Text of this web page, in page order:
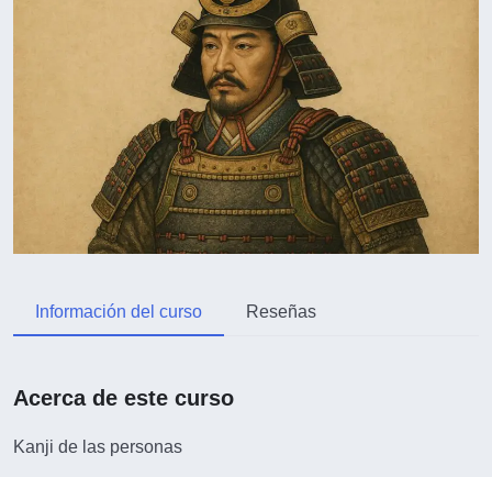
Información del curso Reseñas
Acerca de este curso
Kanji de las personas